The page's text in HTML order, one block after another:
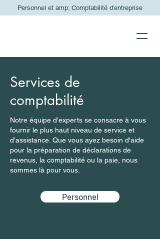
Personnel et amp; Comptabilité d'entreprise
Services de
comptabilité
Notre équipe d’experts se consacre à vous
fournir le plus haut niveau de service et
d’assistance. Que vous ayez besoin d'aide
pour la préparation de déclarations de
revenus, la comptabilité ou la paie, nous
sommes là pour vous.
Personnel